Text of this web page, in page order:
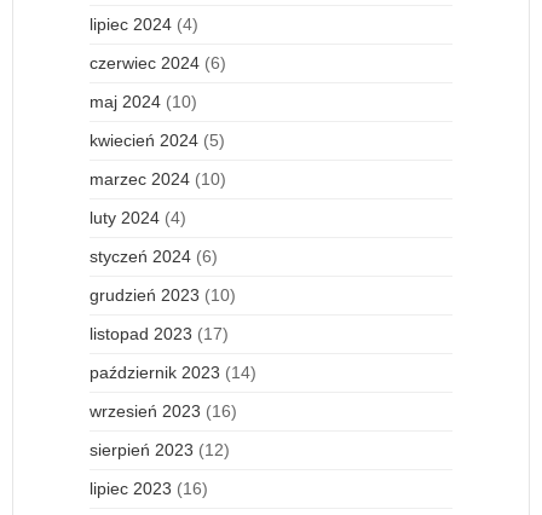
lipiec 2024 (4)
czerwiec 2024 (6)
maj 2024 (10)
kwiecień 2024 (5)
marzec 2024 (10)
luty 2024 (4)
styczeń 2024 (6)
grudzień 2023 (10)
listopad 2023 (17)
październik 2023 (14)
wrzesień 2023 (16)
sierpień 2023 (12)
lipiec 2023 (16)